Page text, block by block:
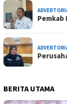
Pemkab
BERITA UTAMA